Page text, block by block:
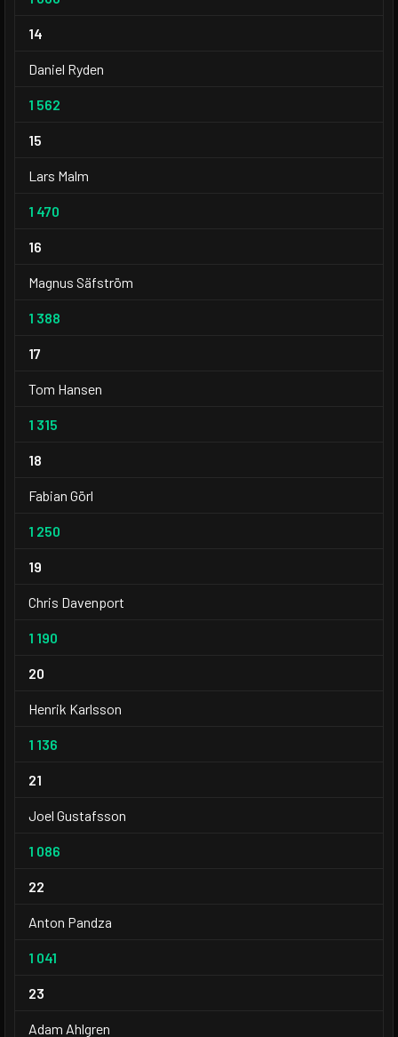
14
Daniel Ryden
1 562
15
Lars Malm
1 470
16
Magnus Säfström
1 388
17
Tom Hansen
1 315
18
Fabian Görl
1 250
19
Chris Davenport
1 190
20
Henrik Karlsson
1 136
21
Joel Gustafsson
1 086
22
Anton Pandza
1 041
23
Adam Ahlgren